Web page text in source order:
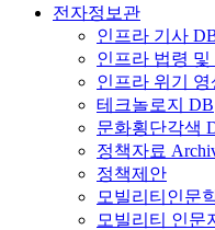
전자정보관
인프라 기사
인프라 법령
인프라 위기 영
테크놀로지 DB
문화횡단각색
정책자료
정책제안
모빌리티인문
모빌리티 인문